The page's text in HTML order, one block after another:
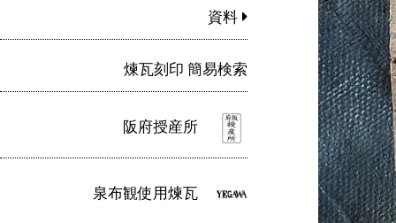
資料
煉瓦刻印 簡易検索
阪府授産所
泉布観使用煉瓦